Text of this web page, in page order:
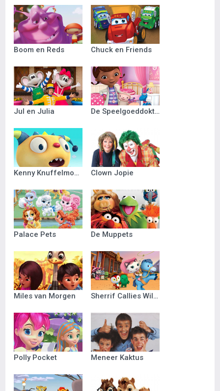
Boom en Reds Chuck en Friends
Jul en Julia De Speelgoeddokter
Kenny Knuffelmonster Clown Jopie
Palace Pets De Muppets
Miles van Morgen Sherrif Callies Wilde Westen
Polly Pocket Meneer Kaktus